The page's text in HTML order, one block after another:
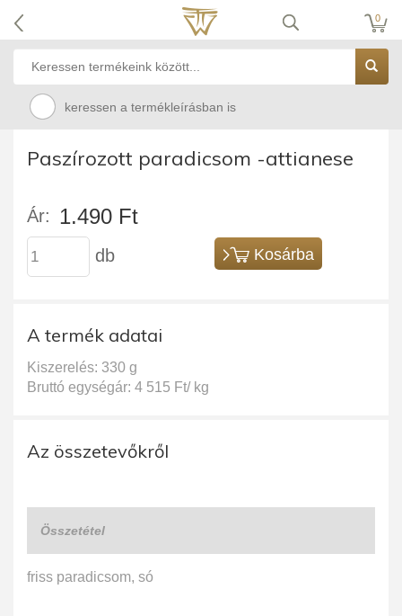
0
keressen a termékleírásban is
Paszírozott paradicsom -attianese
Ár: 1.490 Ft
db Kosárba
A termék adatai
Kiszerelés: 330 g
Bruttó egységár: 4 515 Ft/ kg
Az összetevőkről
Összetétel
friss paradicsom, só